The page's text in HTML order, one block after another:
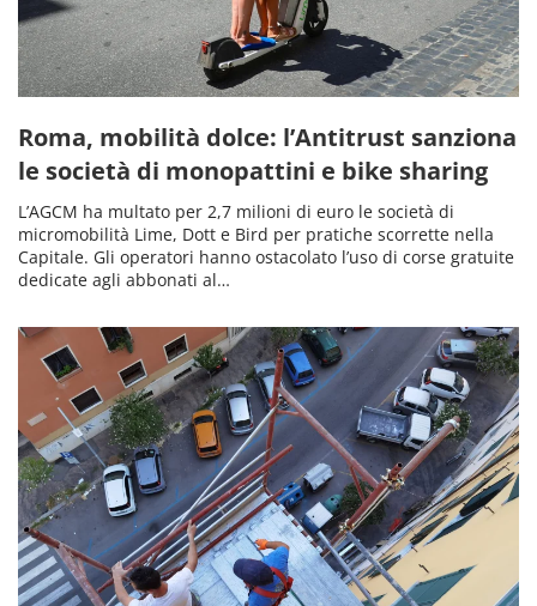
Roma, mobilità dolce: l’Antitrust sanziona
le società di monopattini e bike sharing
L’AGCM ha multato per 2,7 milioni di euro le società di
micromobilità Lime, Dott e Bird per pratiche scorrette nella
Capitale. Gli operatori hanno ostacolato l’uso di corse gratuite
dedicate agli abbonati al…